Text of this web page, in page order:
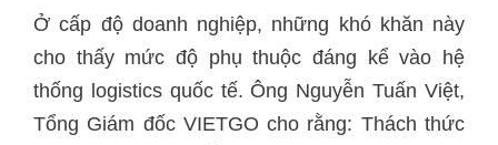
Ở cấp độ doanh nghiệp, những khó khăn này
cho thấy mức độ phụ thuộc đáng kể vào hệ
thống logistics quốc tế. Ông Nguyễn Tuấn Việt,
Tổng Giám đốc VIETGO cho rằng: Thách thức